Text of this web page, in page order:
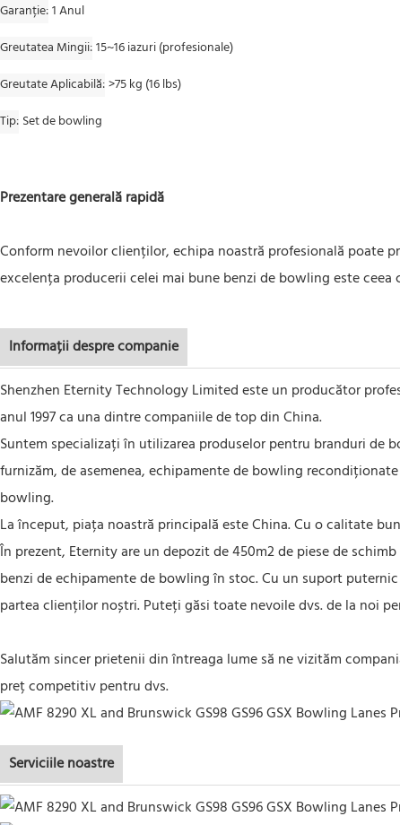
Garanție 1 Anul
Greutatea Mingii 15~16 iazuri (profesionale)
Greutate Aplicabilă >75 kg (16 lbs)
Tip Set de bowling
Prezentare generală rapidă
Conform nevoilor clienților, echipa noastră profesională poate
excelența producerii celei mai bune benzi de bowling este ceea
Informații despre companie
Shenzhen Eternity Technology Limited este un producător
anul 1997 ca una dintre companiile de top din China.
Suntem specializați în utilizarea produselor pentru branduri de
furnizăm, de asemenea, echipamente de bowling
bowling.
La început, piața noastră principală este China. Cu o calitate
În prezent, Eternity are un depozit de 450m2 de piese de
benzi de echipamente de bowling în stoc. Cu un suport
partea clienților noștri. Puteți găsi toate nevoile dvs. de la noi
Salutăm sincer prietenii din întreaga lume să ne vizităm
preț competitiv pentru dvs.
Serviciile noastre